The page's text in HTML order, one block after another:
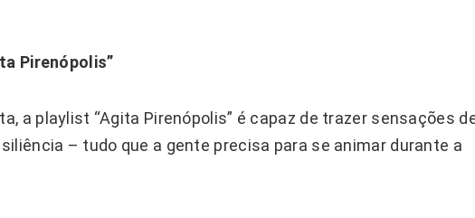
Pirenópolis”
a playlist “Agita Pirenópolis” é capaz de trazer sensações
– tudo que a gente precisa para se animar durante a